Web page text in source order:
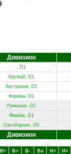
Дивизион
, D1
Уругвай, D1
Австралия, D1
Фареры, D1
Румыния, D1
Ямайка, D1
Сан-Марино, D2
Дивизион
В+ В= В- Вo Н+ Н=